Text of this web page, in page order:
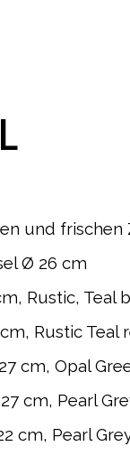
und
Ø 26 cm
Rustic, Teal
Rustic Teal
cm, Opal
cm, Pearl
cm, Pearl